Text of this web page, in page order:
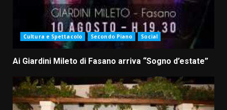
Cultura e Spettacolo Secondo Piano Social
Ai Giardini Mileto di Fasano arriva “Sogno d’estate”